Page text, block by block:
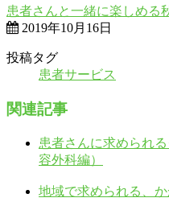
患者さんと一緒に楽しめる
2019年10月16日
投稿タグ
患者サービス
関連記事
患者さんに求められ
容外科編）
地域で求められる、